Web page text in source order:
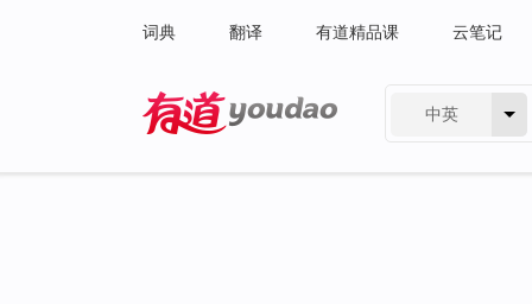
词典 翻译 有道精品课 云笔记
中英